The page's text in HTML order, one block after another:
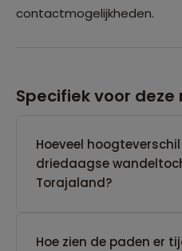
contactmogelijkheden.
Specifiek voor deze
Hoeveel
driedaagse
Torajaland?
Hoe zien de paden er